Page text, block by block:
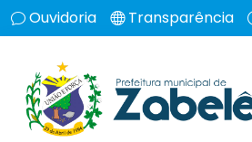
Ouvidoria Transparência